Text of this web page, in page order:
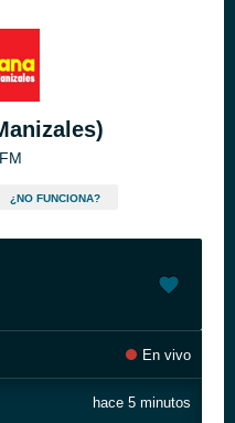
¿NO FUNCIONA?
En vivo
hace 5 minutos